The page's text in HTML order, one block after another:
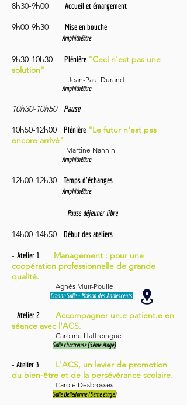
8h30-9h00 Accueil et émargement
9h00-9h30 Mise en bouche
Amphithéâtre
9h30-10h30 Plénière "Ceci n'est pas une
solution"
Jean-Paul Durand
Amphithéâtre
10h30-10h50 Pause
10h50-12h00 Plénière "Le futur n'est pas
encore arrivé"
Martine Nannini
Amphithéâtre
12h00-12h30 Temps d'échanges
Amphithéâtre
Pause déjeuner libre
14h00-14h50 Début des ateliers
- Atelier 1
Management : pour une
coopération professionnelle de grande
qualité.
Agnès Muir-Poulle
Grande Salle - Maison des Adolescents
- Atelier 2
Accompagner un.e patient.e en
séance avec l'ACS.
Caroline Haffreingue
Salle chartreuse (5ème étage)
- Atelier 3
L'ACS, un levier de promotion
du bien-être et de la persévérance scolaire.
Carole Desbrosses
Salle Belledonne (5ème étage)